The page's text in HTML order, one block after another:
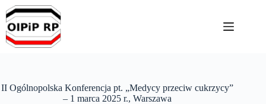
Przejdź
do
treści
II Ogólnopolska Konferencja pt. „Medycy przeciw cukrzycy”
– 1 marca 2025 r., Warszawa